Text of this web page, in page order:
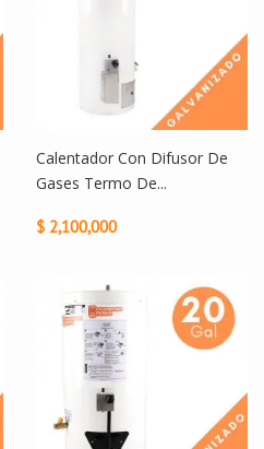
Calentador Con Difusor De
Gases Termo De...
$ 2,100,000